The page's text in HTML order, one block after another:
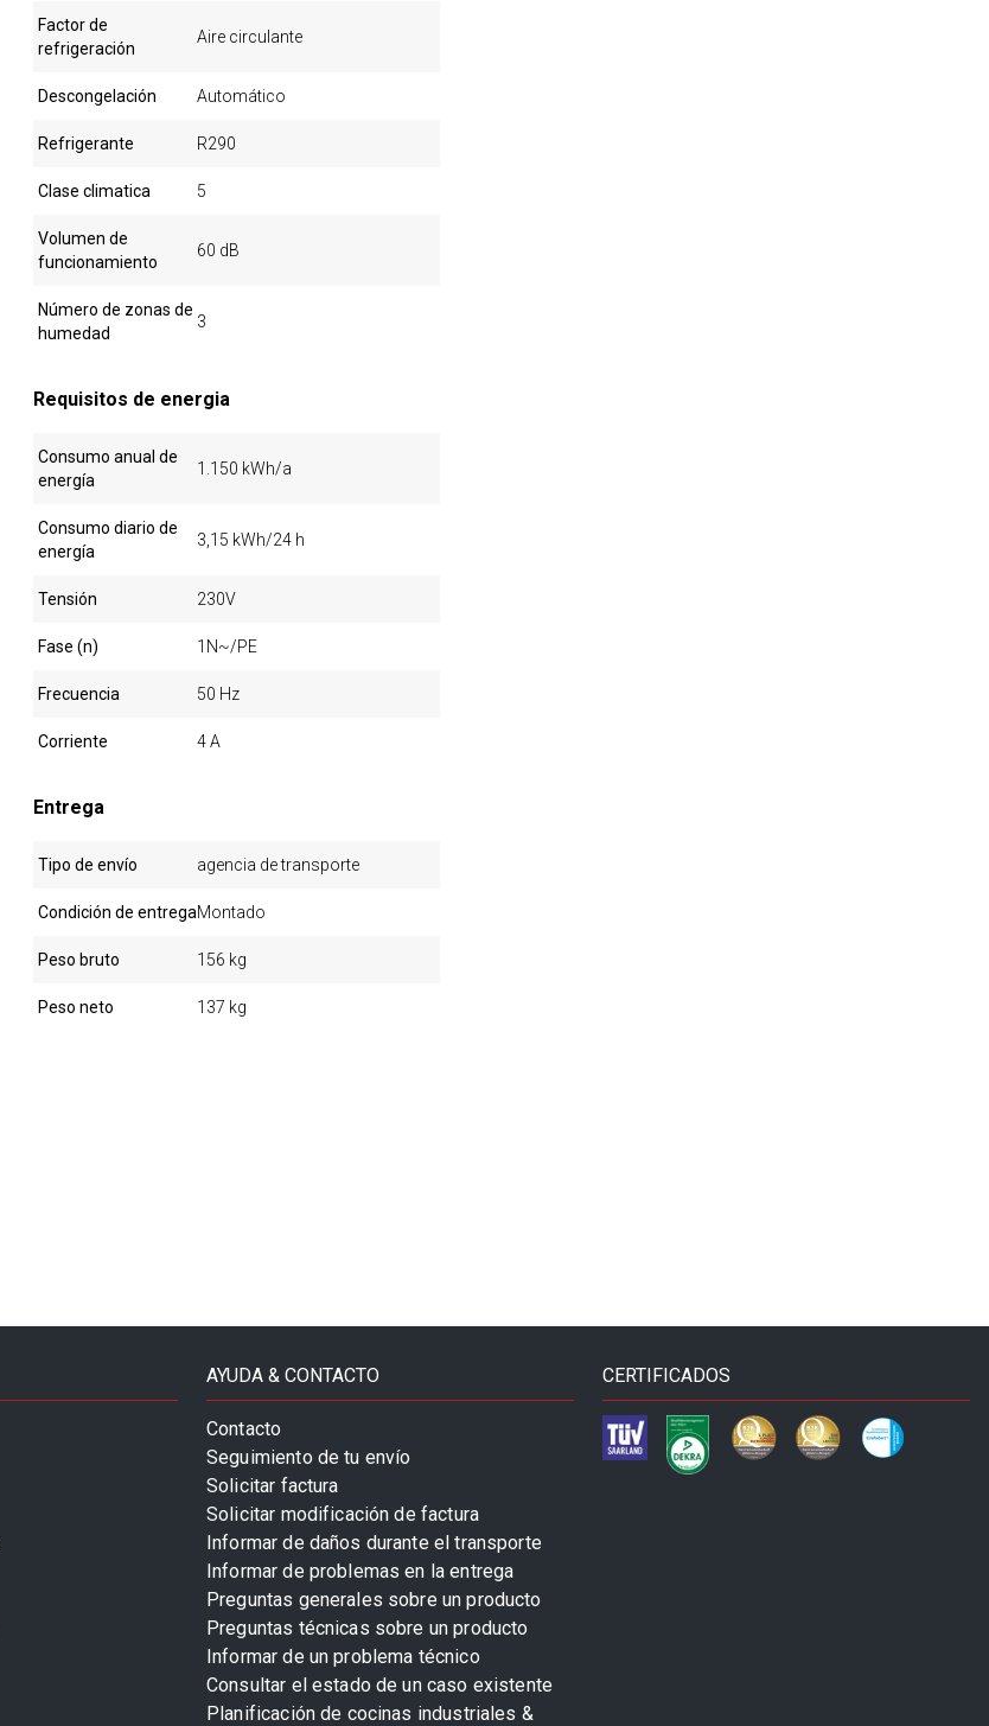
Factor de
refrigeración
Aire circulante
Descongelación Automático
Refrigerante R290
Clase climatica 5
Volumen de
funcionamiento
60 dB
Número de zonas de
humedad
3
Requisitos de energia
Consumo anual de
energía
1.150 kWh/a
Consumo diario de
energía
3,15 kWh/24 h
Tensión 230V
Fase (n) 1N~/PE
Frecuencia 50 Hz
Corriente 4 A
Entrega
Tipo de envío agencia de transporte
Condición de entregaMontado
Peso bruto 156 kg
Peso neto 137 kg
AYUDA & CONTACTO
Contacto
Seguimiento de tu envío
Solicitar factura
Solicitar modificación de factura
Informar de daños durante el transporte
Informar de problemas en la entrega
Preguntas generales sobre un producto
Preguntas técnicas sobre un producto
Informar de un problema técnico
Consultar el estado de un caso existente
Planificación de cocinas industriales &
CERTIFICADOS